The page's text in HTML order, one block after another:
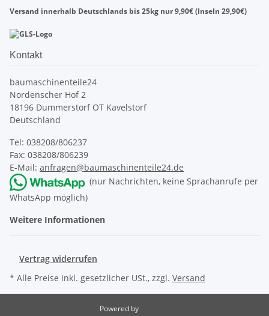
Versand innerhalb Deutschlands bis 25kg nur 9,90€ (Inseln 29,90€)
Kontakt
baumaschinenteile24
Nordenscher Hof 2
18196 Dummerstorf OT Kavelstorf
Deutschland
Tel: 038208/806237
Fax: 038208/806239
E-Mail: anfragen@baumaschinenteile24.de
(nur Nachrichten, keine Sprachanrufe per
WhatsApp möglich)
Weitere Informationen
Vertrag widerrufen
* Alle Preise inkl. gesetzlicher USt., zzgl. Versand
Powered by